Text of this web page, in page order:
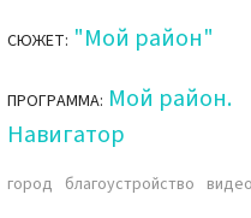
СЮЖЕТ: "Мой район"
ПРОГРАММА: Мой район.
Навигатор
город благоустройство видео